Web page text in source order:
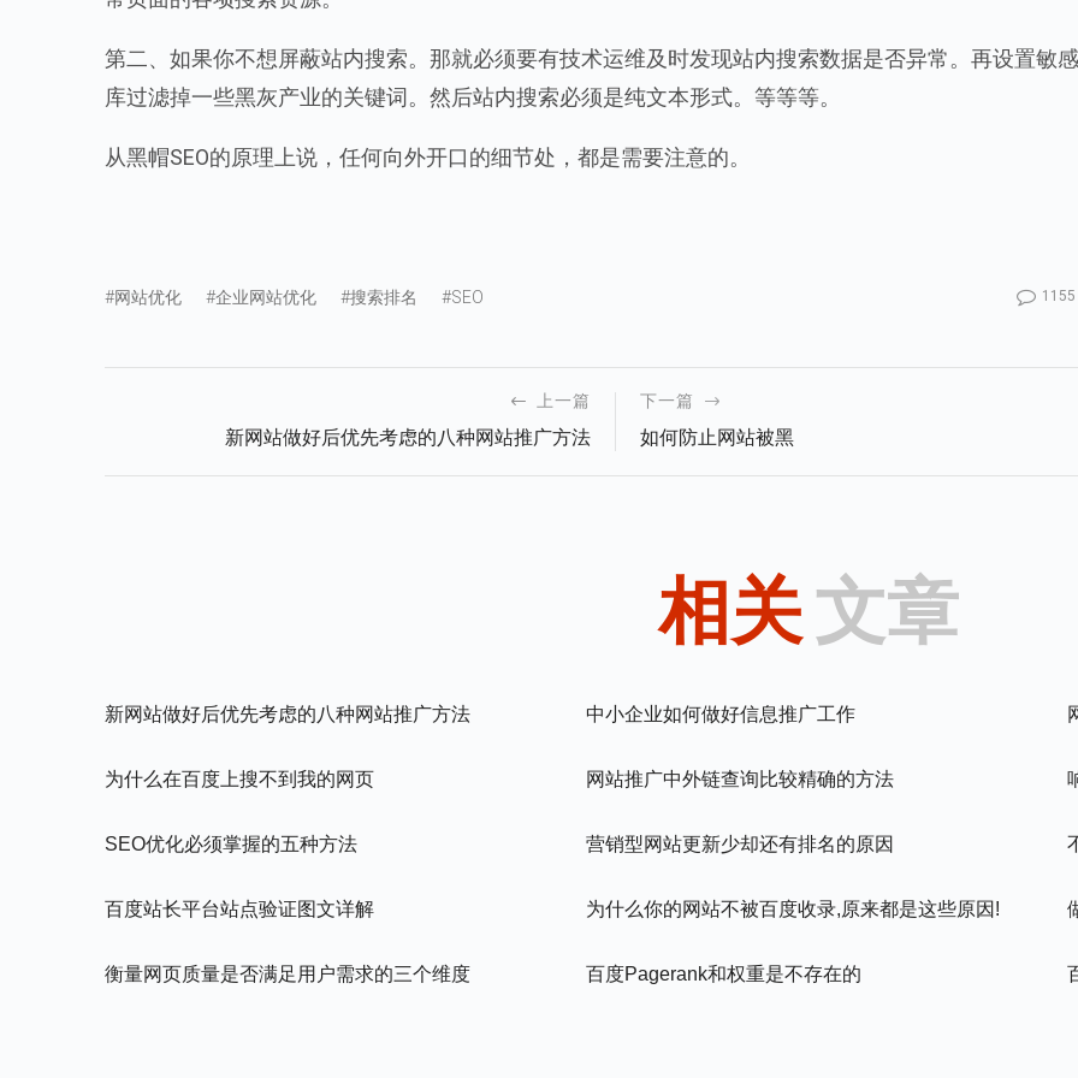
第二、如果你不想屏蔽站内搜索。那就必须要有技术运维及时发现站内搜索数据是否异常。再设置敏
库过滤掉一些黑灰产业的关键词。然后站内搜索必须是纯文本形式。等等等。
从黑帽SEO的原理上说，任何向外开口的细节处，都是需要注意的。
#网站优化 #企业网站优化 #搜索排名 #SEO 1155
上一篇
新网站做好后优先考虑的八种网站推广方法
下一篇
如何防止网站被黑
相关文章
新网站做好后优先考虑的八种网站推广方法 中小企业如何做好信息推广工作
为什么在百度上搜不到我的网页 网站推广中外链查询比较精确的方法
SEO优化必须掌握的五种方法 营销型网站更新少却还有排名的原因
百度站长平台站点验证图文详解 为什么你的网站不被百度收录,原来都是这些原因!
衡量网页质量是否满足用户需求的三个维度 百度pagerank和权重是不存在的